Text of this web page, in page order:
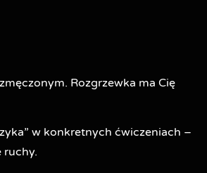
Rozgrzewka ma Cię
w konkretnych ćwiczeniach –
ruchy.